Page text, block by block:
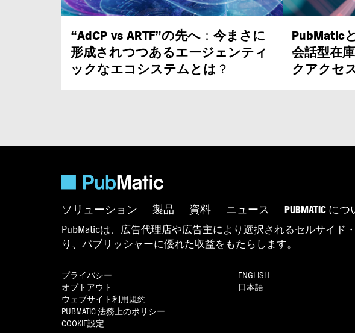
“AdCP vs ARTF”の先へ ： 今まさに
形成されつつあるエージェンティ
ックなエコシステムとは ？
PubMaticと
会話型在
クアクセ
ソリューション 製品 資料 ニュース PUBMATIC につ
PubMaticは、広告代理店や広告主により選択されるセルサイド
り、パブリッシャーに優れた収益をもたらします。
プライバシー
オプトアウト
ウェブサイト利用規約
PUBMATIC 法務上のポリシー
COOKIE設定
ENGLISH
日本語